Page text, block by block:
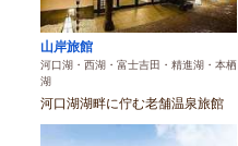
山岸旅館
河口湖・西湖・富士吉田・精進湖・本栖
湖
河口湖湖畔に佇む老舗温泉旅館